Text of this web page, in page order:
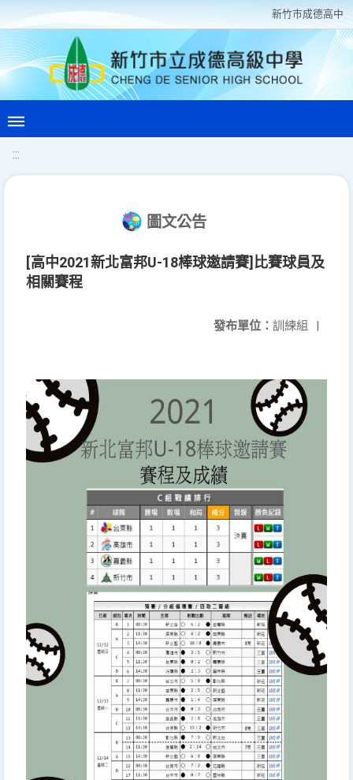
新竹巿成德高中
:::
圖文公告
[高中2021新北富邦U-18棒球邀請賽]比賽球員及
相關賽程
發布單位： 訓練組 |